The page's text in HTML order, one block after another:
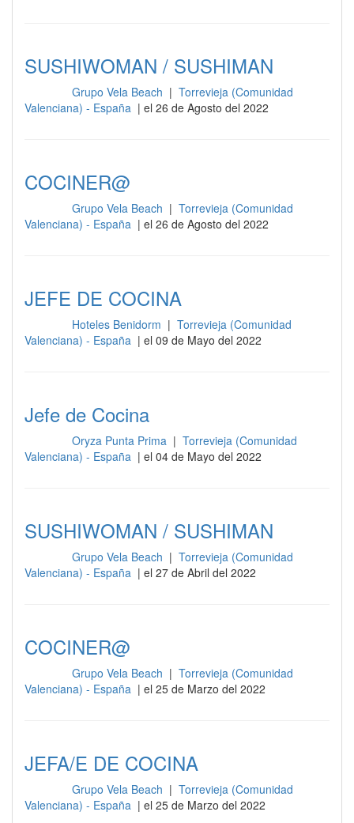
SUSHIWOMAN / SUSHIMAN
Grupo Vela Beach | Torrevieja (Comunidad
Valenciana) - España | el 26 de Agosto del 2022
COCINER@
Grupo Vela Beach | Torrevieja (Comunidad
Valenciana) - España | el 26 de Agosto del 2022
JEFE DE COCINA
Hoteles Benidorm | Torrevieja (Comunidad
Valenciana) - España | el 09 de Mayo del 2022
Jefe de Cocina
Oryza Punta Prima | Torrevieja (Comunidad
Valenciana) - España | el 04 de Mayo del 2022
SUSHIWOMAN / SUSHIMAN
Grupo Vela Beach | Torrevieja (Comunidad
Valenciana) - España | el 27 de Abril del 2022
COCINER@
Grupo Vela Beach | Torrevieja (Comunidad
Valenciana) - España | el 25 de Marzo del 2022
JEFA/E DE COCINA
Grupo Vela Beach | Torrevieja (Comunidad
Valenciana) - España | el 25 de Marzo del 2022